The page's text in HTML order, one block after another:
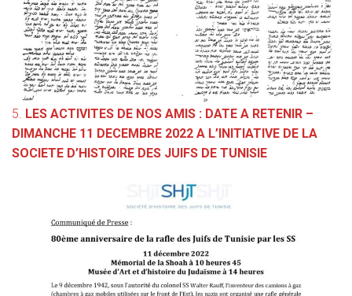
5. LES ACTIVITES DE NOS AMIS : DATE A RETENIR –
DIMANCHE 11 DECEMBRE 2022 A L’INITIATIVE DE LA
SOCIETE D’HISTOIRE DES JUIFS DE TUNISIE